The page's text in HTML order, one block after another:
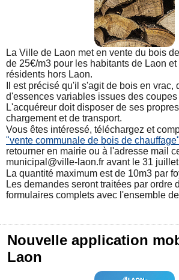
La Ville de Laon met en vente du bois
de 25€/m3 pour les habitants de Laon
résidents hors Laon.
Il est précisé qu'il s'agit de bois en vrac,
d'essences variables issues des coupes
L'acquéreur doit disposer de ses
chargement et de transport.
Vous êtes intéressé, téléchargez et
"vente communale de bois de chauffage"
retourner en mairie ou à l'adresse mail
municipal@ville-laon.fr avant le 31
La quantité maximum est de 10m3 par
Les demandes seront traitées par ordre
formulaires complets avec l'ensemble
Nouvelle application
Laon